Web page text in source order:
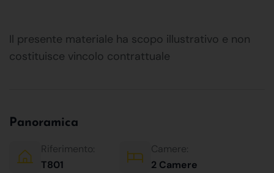
Il presente materiale ha scopo illustrativo e non
costituisce vincolo contrattuale
Panoramica
Riferimento:
T801
Camere:
2 Camere